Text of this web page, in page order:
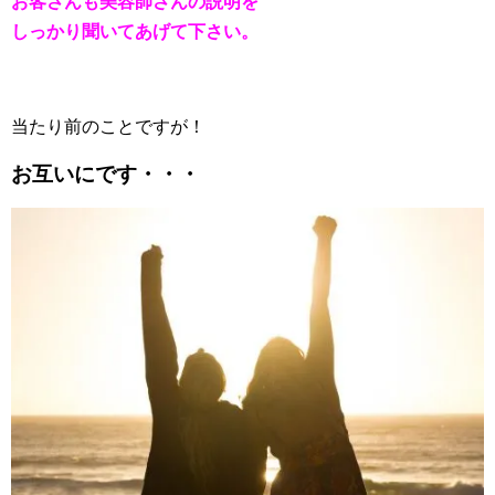
しっかり聞いてあげて下さい。
当たり前のことですが！
お互いにです・・・